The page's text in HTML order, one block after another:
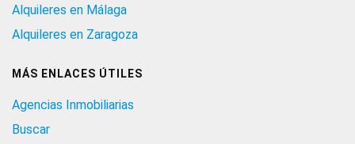
Alquileres en Málaga
Alquileres en Zaragoza
MÁS ENLACES ÚTILES
Agencias Inmobiliarias
Buscar